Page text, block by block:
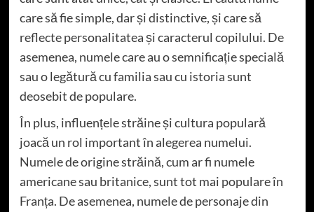
care să fie simple, dar și distinctive, și care să
reflecte personalitatea și caracterul copilului. De
asemenea, numele care au o semnificație specială
sau o legătură cu familia sau cu istoria sunt
deosebit de populare.
În plus, influențele străine și cultura populară
joacă un rol important în alegerea numelui.
Numele de origine străină, cum ar fi numele
americane sau britanice, sunt tot mai populare în
Franța. De asemenea, numele de personaje din